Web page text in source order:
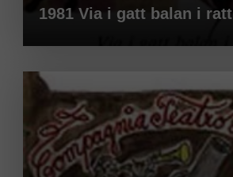
1981 Via i gatt balan i ratt